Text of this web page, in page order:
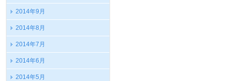
2014年9月
2014年8月
2014年7月
2014年6月
2014年5月